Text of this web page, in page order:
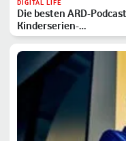
DIGITAL LIFE
Die besten ARD-
Kinderserien-…